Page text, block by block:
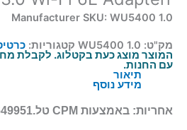
Manufacturer SKU: WU5400 1.0
מק"ט: WU5400 1.0 קטגוריות:
המוצר מוצג כעת בקטלוג. לקבלת
עם החנות.
תיאור
מידע נוסף
אחריות: באמצעות CPM טל.074-7649951